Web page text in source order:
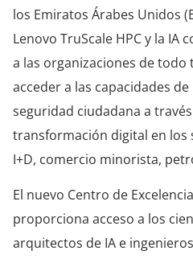
los Emiratos Árabes Unidos
Lenovo TruScale HPC y la IA
a las organizaciones de
acceder a las capacidades
seguridad ciudadana a
transformación digital en los
I+D, comercio minorista,
El nuevo Centro de
proporciona acceso a los
arquitectos de IA e